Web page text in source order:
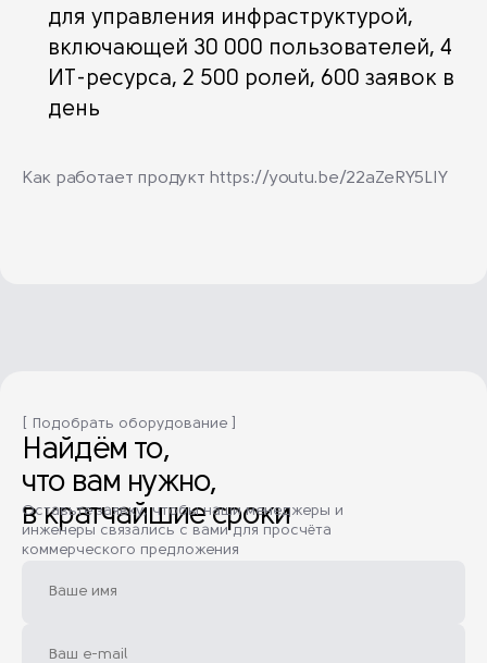
для управления инфраструктурой,
включающей 30 000 пользователей, 4
ИТ-ресурса, 2 500 ролей, 600 заявок в
день
Как работает продукт https://youtu.be/22aZeRY5LIY
[ Подобрать оборудование ]
Найдём то,
что вам нужно,
в кратчайшие сроки
Оставьте заявку, чтобы наши менеджеры и
инженеры связались с вами для просчёта
коммерческого предложения